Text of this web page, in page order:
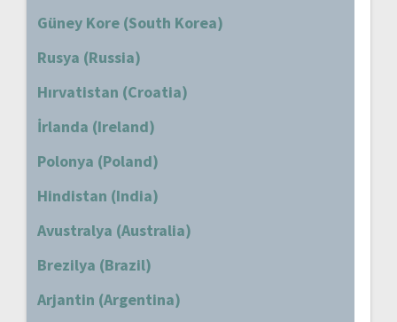
Güney Kore (South Korea)
Rusya (Russia)
Hırvatistan (Croatia)
İrlanda (Ireland)
Polonya (Poland)
Hindistan (India)
Avustralya (Australia)
Brezilya (Brazil)
Arjantin (Argentina)